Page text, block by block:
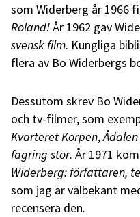
som Widerberg år 1966
Roland!År 1962 gav
svensk film. Kungliga
flera av Bo Widerbergs
Dessutom skrev Bo
och tv-filmer, som
Kvarteret Korpen,Ådalen
fägring stor. År 1971
Widerberg: författaren,
som jag är välbekant
recensera den.